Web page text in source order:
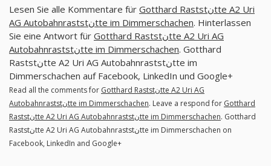
Lesen Sie alle Kommentare für Gotthard Raststنtte A2 Uri
AG Autobahnraststنtte im Dimmerschachen. Hinterlassen
Sie eine Antwort für Gotthard Raststنtte A2 Uri AG
Autobahnraststنtte im Dimmerschachen. Gotthard
Raststنtte A2 Uri AG Autobahnraststنtte im
Dimmerschachen auf Facebook, LinkedIn und Google+
Read all the comments for Gotthard Raststنtte A2 Uri AG
Autobahnraststنtte im Dimmerschachen. Leave a respond for Gotthard
Raststنtte A2 Uri AG Autobahnraststنtte im Dimmerschachen. Gotthard
Raststنtte A2 Uri AG Autobahnraststنtte im Dimmerschachen on
Facebook, LinkedIn and Google+